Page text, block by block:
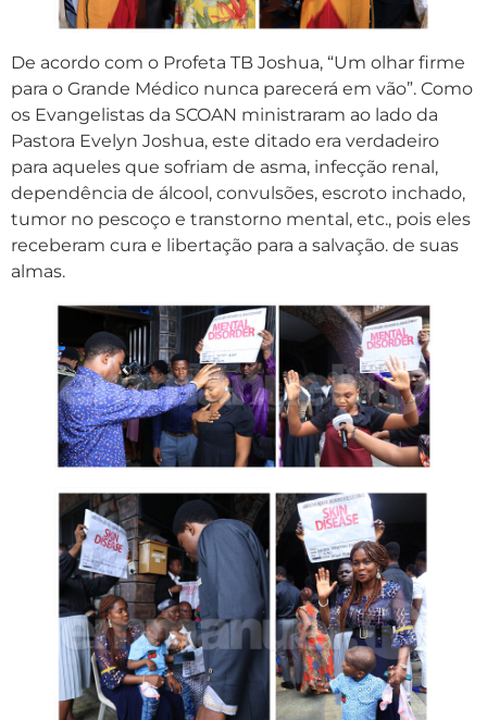
De acordo com o Profeta TB Joshua, “Um olhar firme
para o Grande Médico nunca parecerá em vão”. Como
os Evangelistas da SCOAN ministraram ao lado da
Pastora Evelyn Joshua, este ditado era verdadeiro
para aqueles que sofriam de asma, infecção renal,
dependência de álcool, convulsões, escroto inchado,
tumor no pescoço e transtorno mental, etc., pois eles
receberam cura e libertação para a salvação. de suas
almas.